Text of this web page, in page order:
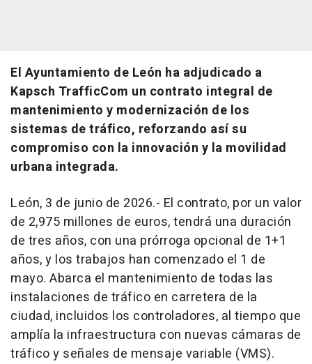
El Ayuntamiento de León ha adjudicado a
Kapsch TrafficCom un contrato integral de
mantenimiento y modernización de los
sistemas de tráfico, reforzando así su
compromiso con la innovación y la movilidad
urbana integrada.
León, 3 de junio de 2026.- El contrato, por un valor
de 2,975 millones de euros, tendrá una duración
de tres años, con una prórroga opcional de 1+1
años, y los trabajos han comenzado el 1 de
mayo. Abarca el mantenimiento de todas las
instalaciones de tráfico en carretera de la
ciudad, incluidos los controladores, al tiempo que
amplía la infraestructura con nuevas cámaras de
tráfico y señales de mensaje variable (VMS).